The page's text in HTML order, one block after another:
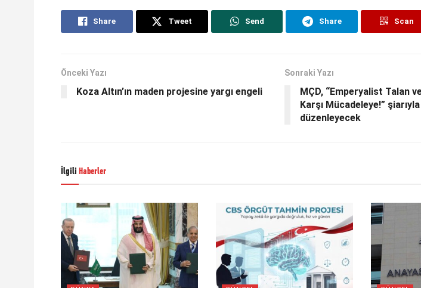
Share Tweet Send Share Scan
Önceki Yazı
Koza Altın’ın maden projesine yargı engeli
Sonraki Yazı
MÇD, “Emperyalist Talan
Karşı Mücadeleye!”
düzenleyecek
İlgili Haberler